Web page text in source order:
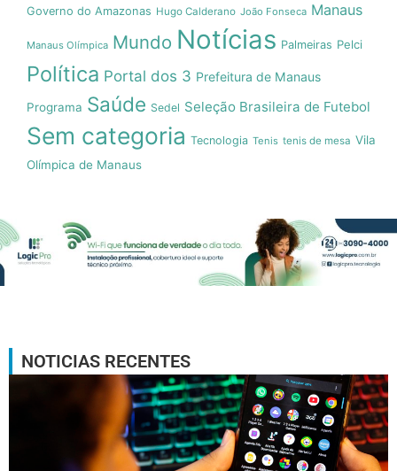
Governo do Amazonas Hugo Calderano João Fonseca Manaus
Manaus Olímpica Mundo Notícias Palmeiras Pelci
Política Portal dos 3 Prefeitura de Manaus
Programa Saúde Sedel Seleção Brasileira de Futebol
Sem categoria Tecnologia Tenis tenis de mesa Vila
Olímpica de Manaus
NOTICIAS RECENTES